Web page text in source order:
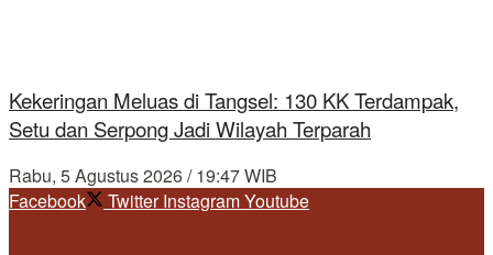
Kekeringan Meluas di Tangsel: 130 KK Terdampak,
Setu dan Serpong Jadi Wilayah Terparah
Rabu, 5 Agustus 2026 / 19:47 WIB
Facebook
Twitter InstagramYoutube